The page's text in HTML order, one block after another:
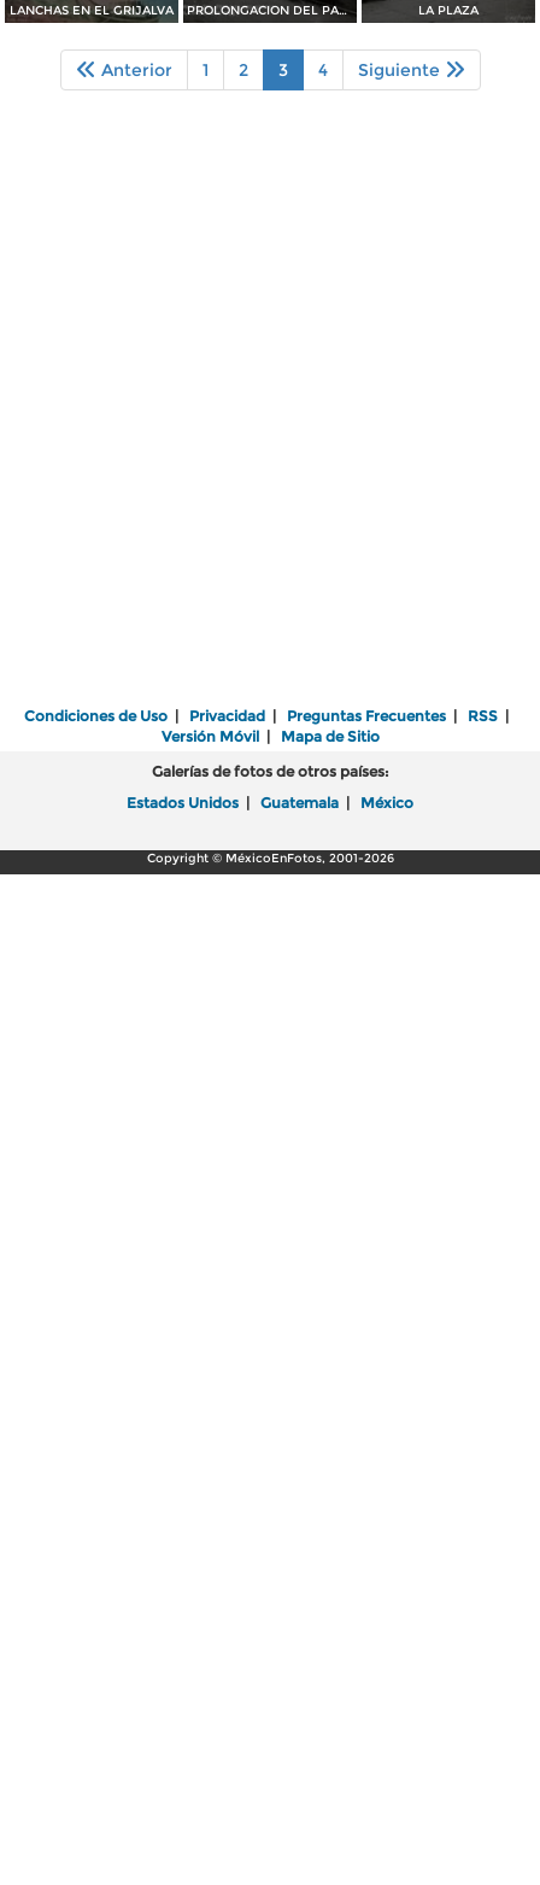
LANCHAS EN EL GRIJALVA PROLONGACION DEL PASEO DE LOS HEROES LA PLAZA
Anterior 1 2 3 4 Siguiente
Condiciones de Uso | Privacidad | Preguntas Frecuentes | RSS |
Versión Móvil| Mapa de Sitio
Galerías de fotos de otros países:
Estados Unidos | Guatemala | México
Copyright © MéxicoEnFotos, 2001-2026